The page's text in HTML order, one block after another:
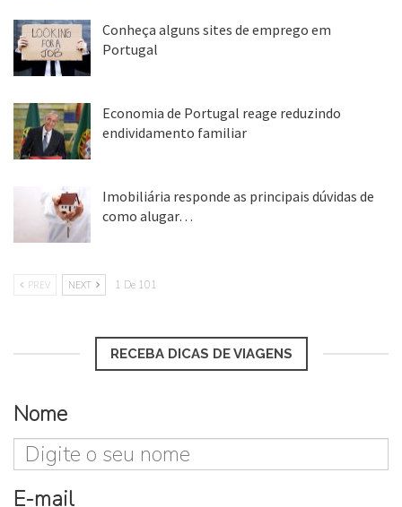
Conheça alguns sites de emprego em
Portugal
Economia de Portugal reage reduzindo
endividamento familiar
Imobiliária responde as principais dúvidas de
como alugar…
PREV NEXT 1 De 101
RECEBA DICAS DE VIAGENS
Nome
E-mail